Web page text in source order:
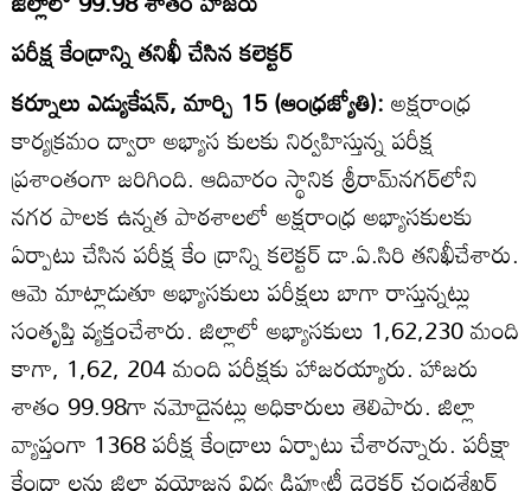
పరీక్ష కేంద్రాన్ని తనిఖీ చేసిన కలెక్టర్‌
కర్నూలు ఎడ్యుకేషన్‌, మార్చి 15 (ఆంధ్రజ్యోతి):అక్షరాంధ్ర
కార్యక్రమం ద్వారా అభ్యాస కులకు నిర్వహిస్తున్న పరీక్ష
ప్రశాంతంగా జరిగింది. ఆదివారం స్థానిక శ్రీరామ్‌నగర్‌లోని
నగర పాలక ఉన్నత పాఠశాలలో అక్షరాంధ్ర అభ్యాసకులకు
ఏర్పాటు చేసిన పరీక్ష కేం ద్రాన్ని కలెక్టర్‌ డా.ఏ.సిరి తనిఖీచేశారు.
ఆమె మాట్లాడుతూ అభ్యాసకులు పరీక్షలు బాగా రాస్తున్నట్లు
సంతృప్తి వ్యక్తంచేశారు. జిల్లాలో అభ్యాసకులు 1,62,230 మంది
కాగా, 1,62, 204 మంది పరీక్షకు హాజరయ్యారు. హాజరు
శాతం 99.98గా నమోదైనట్లు అధికారులు తెలిపారు. జిల్లా
వ్యాప్తంగా 1368 పరీక్ష కేంద్రాలు ఏర్పాటు చేశారన్నారు. పరీక్షా